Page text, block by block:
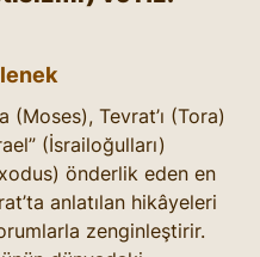
(Moses), Tevrat’ı (Tora)
(İsrailoğulları)
önderlik eden en
anlatılan hikâyeleri
zenginleştirir.